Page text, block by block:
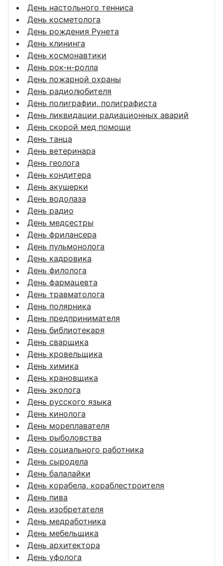
День настольного тенниса
День косметолога
День рождения Рунета
День клининга
День космонавтики
День рок-н-ролла
День пожарной охраны
День радиолюбителя
День полиграфии, полиграфиста
День ликвидации радиационных аварий
День скорой мед помощи
День танца
День ветеринара
День геолога
День кондитера
День акушерки
День водолаза
День радио
День медсестры
День фрилансера
День пульмонолога
День кадровика
День филолога
День фармацевта
День травматолога
День полярника
День предпринимателя
День библиотекаря
День сварщика
День кровельщика
День химика
День крановщика
День эколога
День русского языка
День кинолога
День мореплавателя
День рыболовства
День социального работника
День сыродела
День балалайки
День корабела, кораблестроителя
День пива
День изобретателя
День медработника
День мебельщика
День архитектора
День уфолога